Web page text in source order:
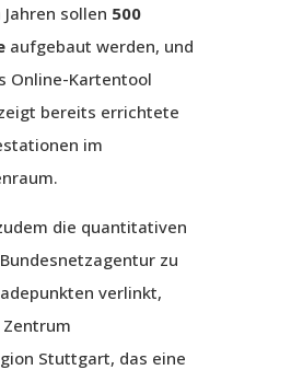
sollen 500
aufgebaut werden, und
Online-Kartentool
bereits errichtete
im
die quantitativen
zu
verlinkt,
Stuttgart, das eine